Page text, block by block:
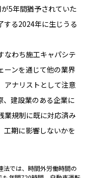
応
5年間猶予されていた
する2024年に生じうる
なわち施工キャパシテ
ーンを通じて他の業界
アナリストとして注意
、建設業のある企業に
業規制に既に対応済み
工期に影響しないかを
法では、時間外労働時間の